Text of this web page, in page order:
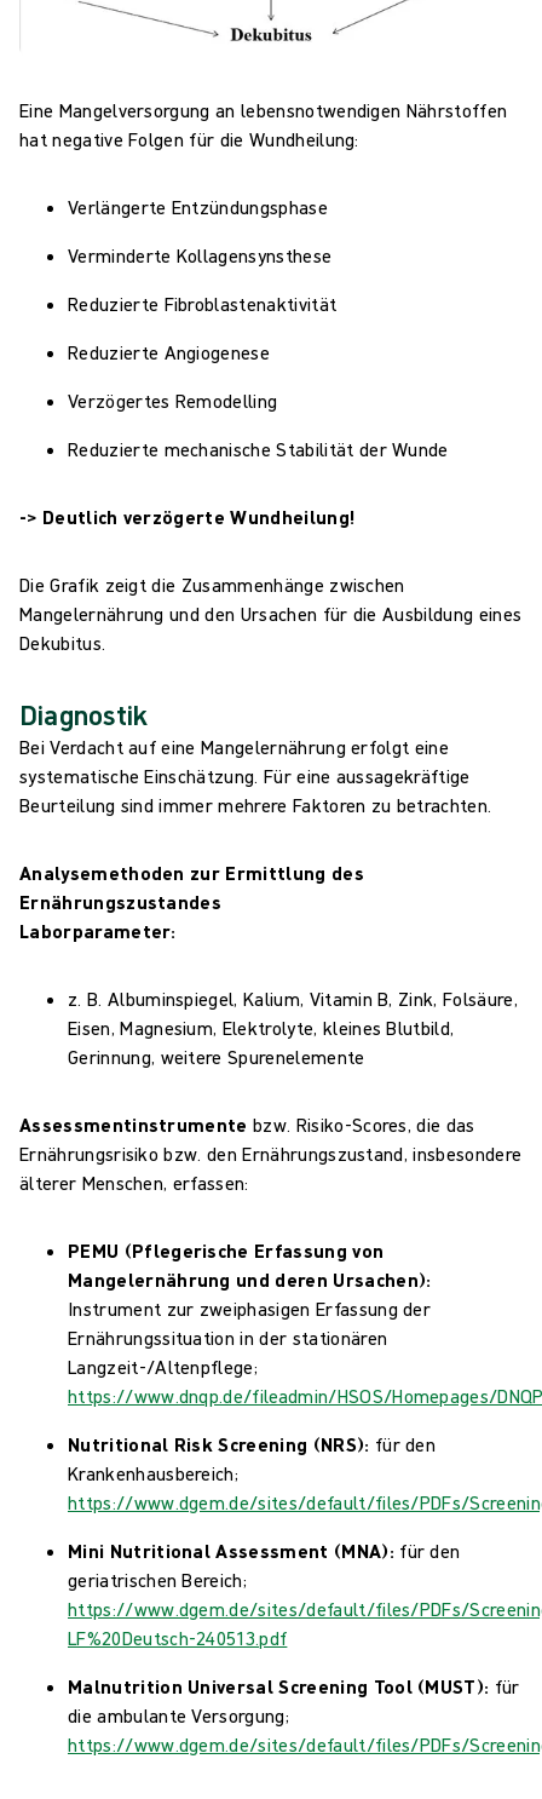
Eine Mangelversorgung an lebensnotwendigen Nährstoffen
hat negative Folgen für die Wundheilung:
Verlängerte Entzündungsphase
Verminderte Kollagensynsthese
Reduzierte Fibroblastenaktivität
Reduzierte Angiogenese
Verzögertes Remodelling
Reduzierte mechanische Stabilität der Wunde
-> Deutlich verzögerte Wundheilung!
Die Grafik zeigt die Zusammenhänge zwischen
Mangelernährung und den Ursachen für die Ausbildung eines
Dekubitus.
Diagnostik
Bei Verdacht auf eine Mangelernährung erfolgt eine
systematische Einschätzung. Für eine aussagekräftige
Beurteilung sind immer mehrere Faktoren zu betrachten.
Analysemethoden zur Ermittlung des
Ernährungszustandes
Laborparameter:
z. B. Albuminspiegel, Kalium, Vitamin B, Zink, Folsäure,
Eisen, Magnesium, Elektrolyte, kleines Blutbild,
Gerinnung, weitere Spurenelemente
Assessmentinstrumente bzw. Risiko-Scores, die das
Ernährungsrisiko bzw. den Ernährungszustand, insbesondere
älterer Menschen, erfassen:
PEMU (Pflegerische Erfassung von
Mangelernährung und deren Ursachen):
Instrument zur zweiphasigen Erfassung der
Ernährungssituation in der stationären
Langzeit-/Altenpflege;
https://www.dnqp.de/fileadmin/HSOS/Homepages/
Nutritional Risk Screening (NRS): für den
Krankenhausbereich;
https://www.dgem.de/sites/default/files/PDFs/
Mini Nutritional Assessment (MNA): für den
geriatrischen Bereich;
https://www.dgem.de/sites/default/files/PDFs/
LF%20Deutsch-240513.pdf
Malnutrition Universal Screening Tool (MUST): für
die ambulante Versorgung;
https://www.dgem.de/sites/default/files/PDFs/